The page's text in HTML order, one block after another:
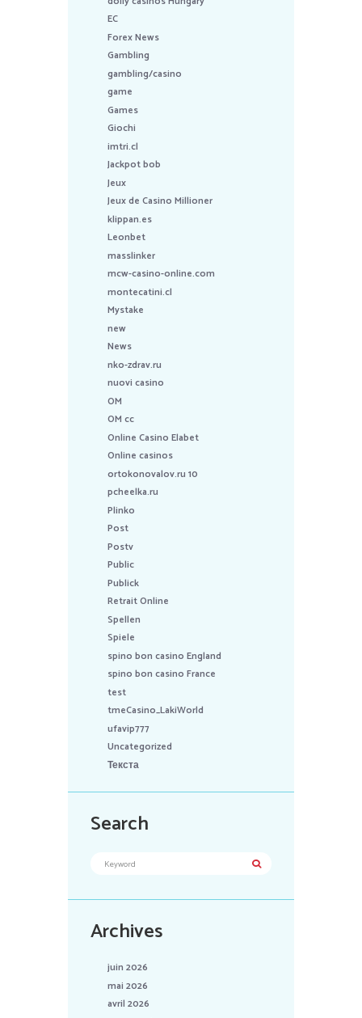
EC
Forex News
Gambling
gambling/casino
game
Games
Giochi
imtri.cl
Jackpot bob
Jeux
Jeux de Casino Millioner
klippan.es
Leonbet
masslinker
mcw-casino-online.com
montecatini.cl
Mystake
new
News
nko-zdrav.ru
nuovi casino
OM
OM cc
Online Casino Elabet
Online casinos
ortokonovalov.ru 10
pcheelka.ru
Plinko
Post
Postv
Public
Publick
Retrait Online
Spellen
Spiele
spino bon casino England
spino bon casino France
test
tmeCasino_LakiWorld
ufavip777
Uncategorized
Текста
Search
Archives
juin 2026
mai 2026
avril 2026